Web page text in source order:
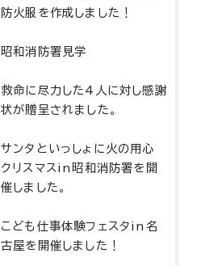
防火服を作成しました！
昭和消防署見学
救命に尽力した4人に対し感謝
状が贈呈されました。
サンタといっしょに火の用心
クリスマスin昭和消防署を開
催しました。
こども仕事体験フェスタin名
古屋を開催しました！